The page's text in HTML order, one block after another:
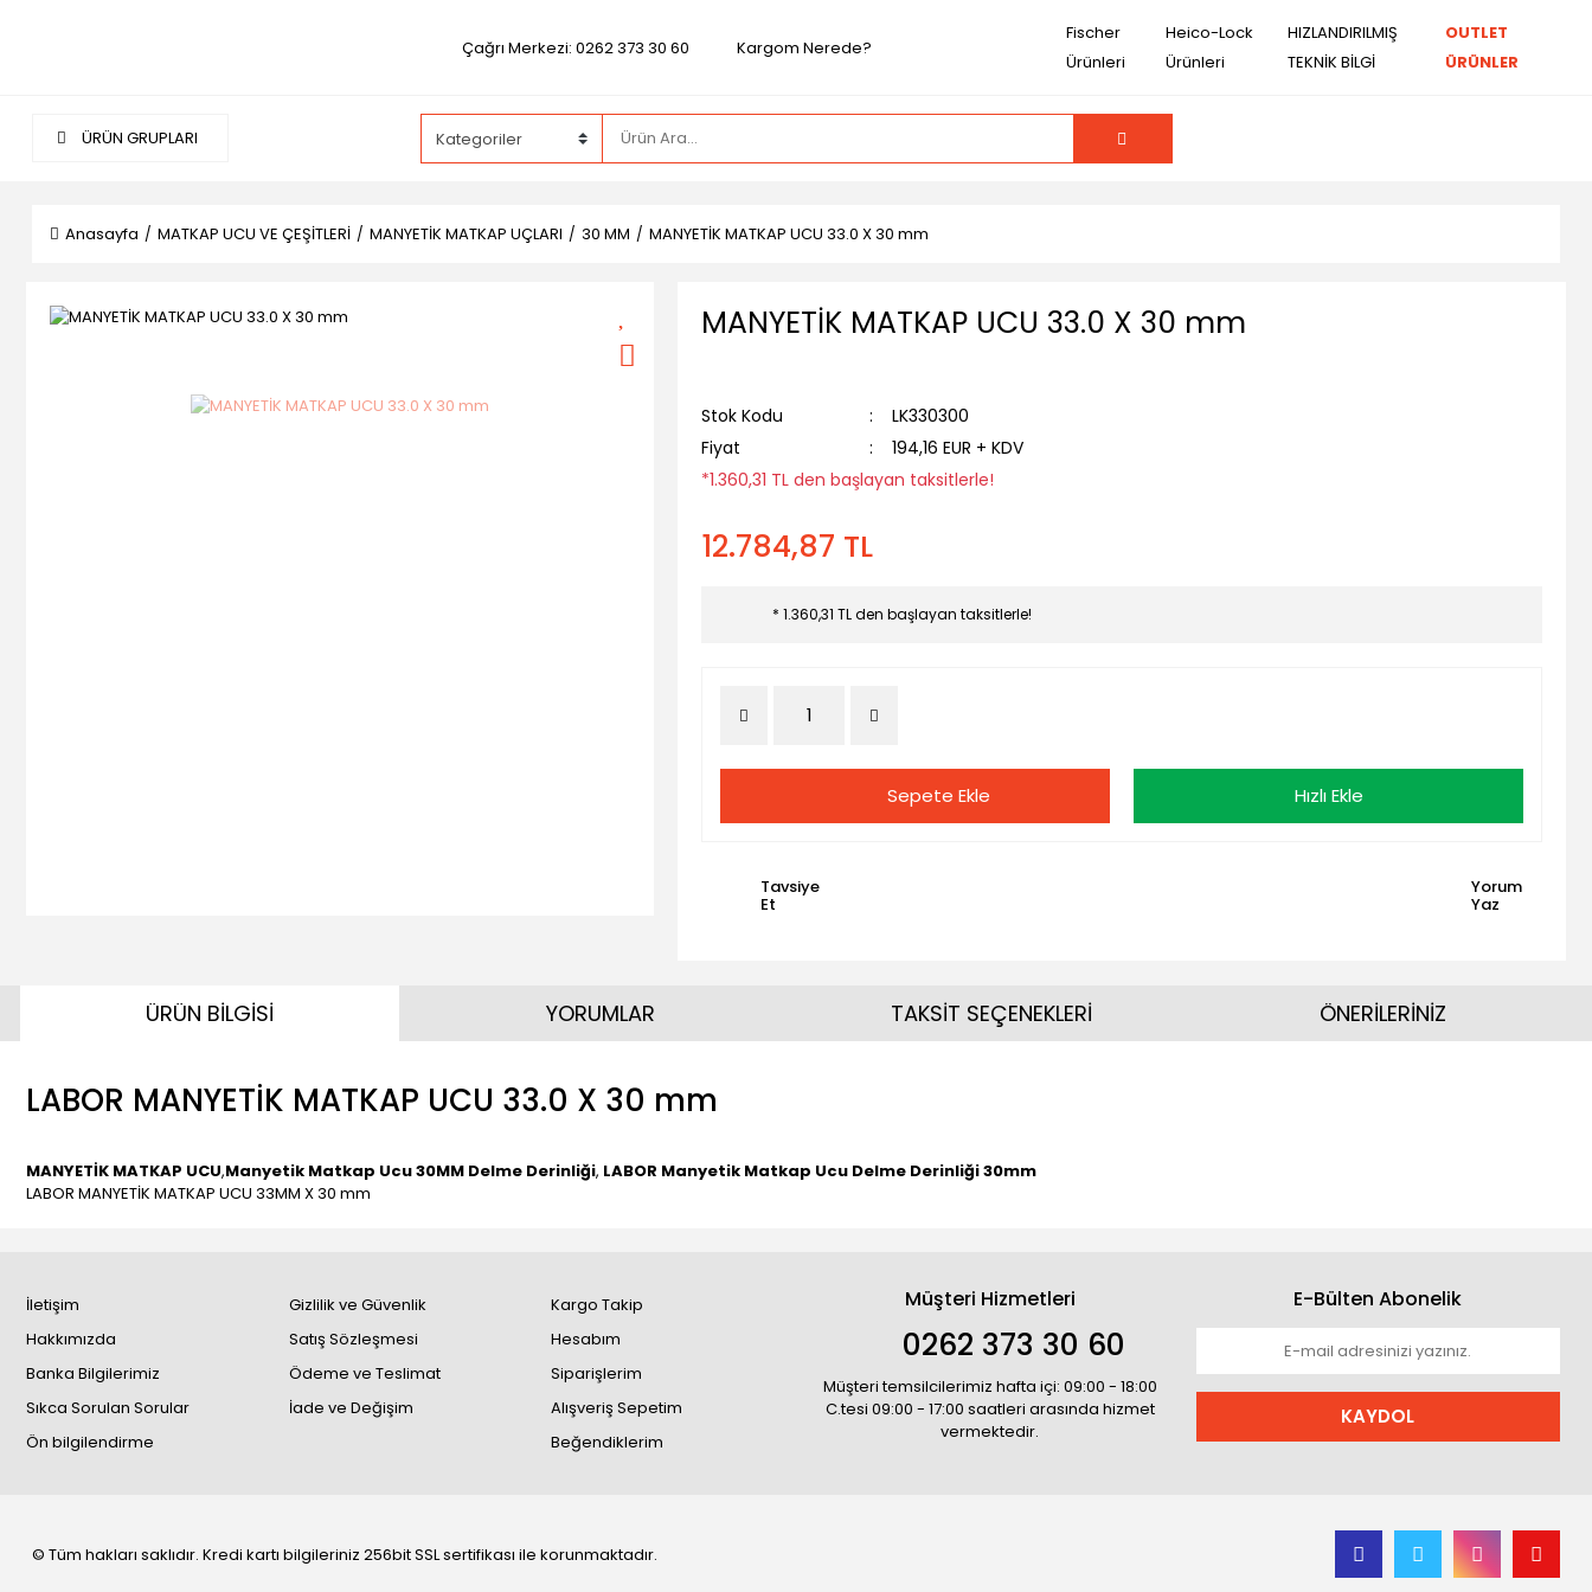
Çağrı Merkezi: 0262 373 30 60 Kargom Nerede?
Fischer
Ürünleri
Heico-Lock
Ürünleri
HIZLANDIRILMIŞ
TEKNİK BİLGİ
OUTLET
ÜRÜNLER
ÜRÜN GRUPLARI
Anasayfa MATKAP UCU VE ÇEŞİTLERİ MANYETİK MATKAP UÇLARI 30 MM MANYETİK MATKAP UCU 33.0 X 30 mm
MANYETİK MATKAP UCU 33.0 X 30 mm
Stok Kodu
LK330300
Fiyat
194,16 EUR + KDV
*1.360,31 TL den başlayan taksitlerle!
12.784,87 TL
* 1.360,31 TL den başlayan taksitlerle!
Sepete Ekle Hızlı Ekle
Tavsiye
Et
Yorum
Yaz
ÜRÜN BİLGİSİ
LABOR MANYETİK MATKAP UCU 33.0 X 30 mm
MANYETİK MATKAP UCU,Manyetik Matkap Ucu 30MM Delme Derinliği, LABOR Manyetik Matkap Ucu Delme Derinliği 30mm
LABOR MANYETİK MATKAP UCU 33MM X 30 mm
YORUMLAR TAKSİT SEÇENEKLERİ ÖNERİLERİNİZ
İletişim
Hakkımızda
Banka Bilgilerimiz
Sıkca Sorulan Sorular
Ön bilgilendirme
Gizlilik ve Güvenlik
Satış Sözleşmesi
Ödeme ve Teslimat
İade ve Değişim
Kargo Takip
Hesabım
Siparişlerim
Alışveriş Sepetim
Beğendiklerim
Müşteri Hizmetleri
0262 373 30 60
Müşteri temsilcilerimiz hafta içi: 09:00 - 18:00
C.tesi 09:00 - 17:00 saatleri arasında hizmet
vermektedir.
E-Bülten Abonelik
KAYDOL
© Tüm hakları saklıdır. Kredi kartı bilgileriniz 256bit SSL sertifikası ile korunmaktadır.